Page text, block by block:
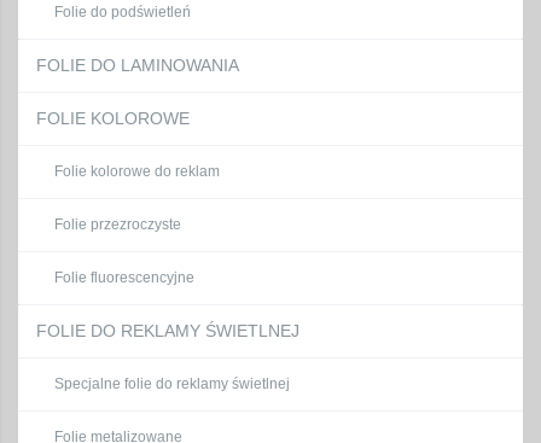
Folie do podświetleń
FOLIE DO LAMINOWANIA
FOLIE KOLOROWE
Folie kolorowe do reklam
Folie przezroczyste
Folie fluorescencyjne
FOLIE DO REKLAMY ŚWIETLNEJ
Specjalne folie do reklamy świetlnej
Folie metalizowane